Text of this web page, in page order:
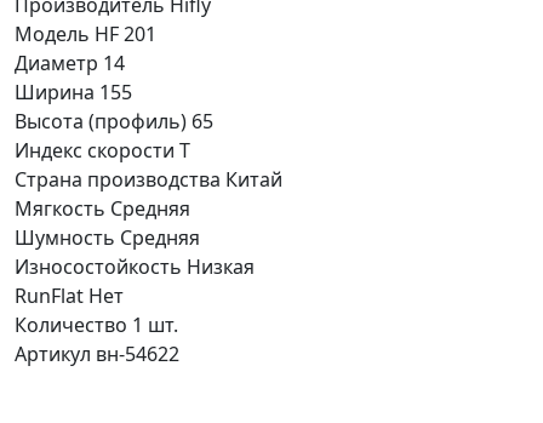
Модель HF 201
Диаметр 14
Ширина 155
Высота (профиль) 65
Индекс скорости T
Страна производства Китай
Мягкость Средняя
Шумность Средняя
Износостойкость Низкая
RunFlat Нет
Количество 1 шт.
Артикул вн-54622